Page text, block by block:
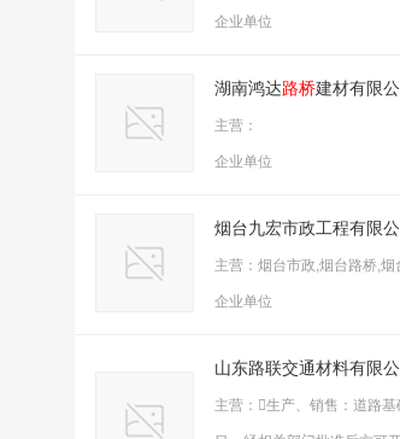
企业单位
湖南鸿达路桥建材有限
主营：
企业单位
烟台九宏市政工程有限公
主营：烟台市政,烟台路桥,
企业单位
山东路联交通材料有限公
主营：生产、销售：道路